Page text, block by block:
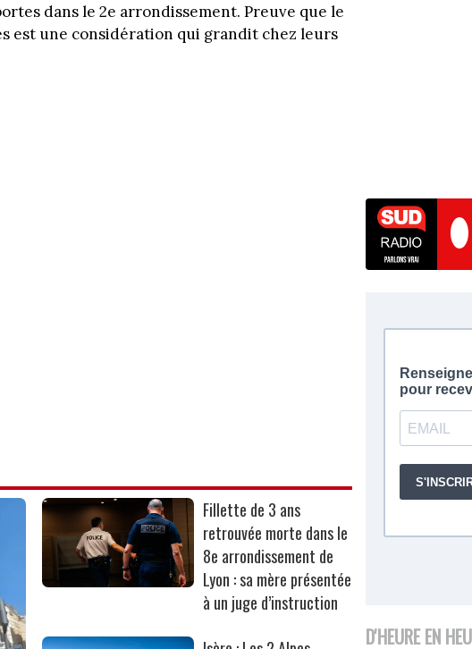
dans le 2e arrondissement. Preuve que le
est une considération qui grandit chez leurs
Fillette de 3 ans
retrouvée morte dans le
8e arrondissement de
Lyon : sa mère présentée
à un juge d’instruction
D'HEURE EN